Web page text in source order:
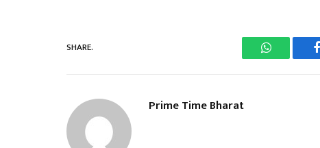
SHARE.
WhatsApp
Prime Time Bharat